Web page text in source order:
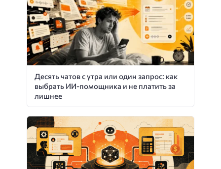
Десять чатов с утра или один запрос: как
выбрать ИИ-помощника и не платить за
лишнее